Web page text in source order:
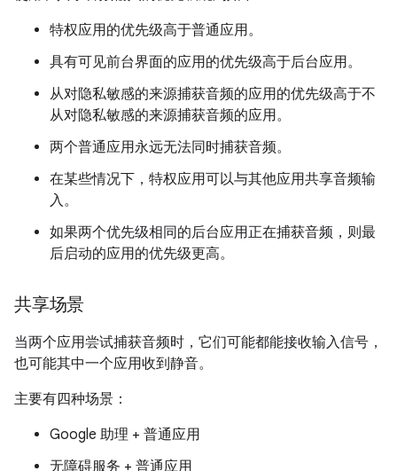
特权应用的优先级高于普通应用。
具有可见前台界面的应用的优先级高于后台应用。
从对隐私敏感的来源捕获音频的应用的优先级高于不
从对隐私敏感的来源捕获音频的应用。
两个普通应用永远无法同时捕获音频。
在某些情况下，特权应用可以与其他应用共享音频输
入。
如果两个优先级相同的后台应用正在捕获音频，则最
后启动的应用的优先级更高。
共享场景
当两个应用尝试捕获音频时，它们可能都能接收输入信号，
也可能其中一个应用收到静音。
主要有四种场景：
Google 助理 + 普通应用
无障碍服务 + 普通应用